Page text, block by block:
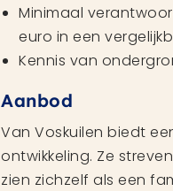
Minimaal
euro in een
Kennis van
Aanbod
Van Voskuilen biedt
ontwikkeling. Ze
zien zichzelf als een